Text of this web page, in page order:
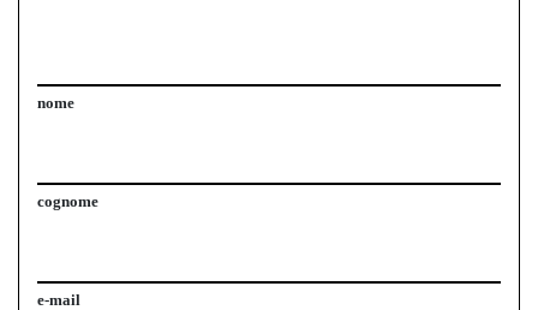
nome
cognome
e-mail